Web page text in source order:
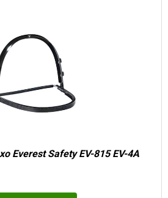
Everest Safety EV-815 EV-4A